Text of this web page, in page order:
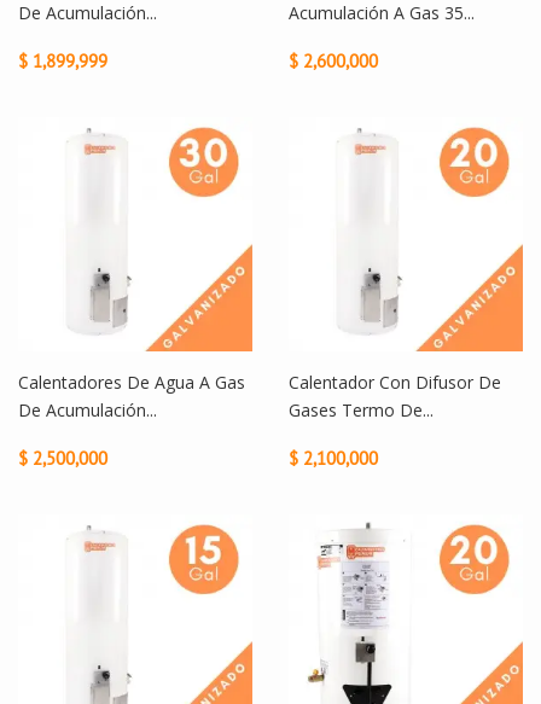
De Acumulación...
$ 1,899,999
Acumulación A Gas 35...
$ 2,600,000
Calentadores De Agua A Gas
De Acumulación...
$ 2,500,000
Calentador Con Difusor De
Gases Termo De...
$ 2,100,000